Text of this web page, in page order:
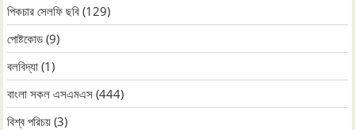
পিকচার সেলফি ছবি (129)
পোষ্টকোড (9)
বলবিদ্যা (1)
বাংলা সকল এসএমএস (444)
বিশ্ব পরিচয় (3)